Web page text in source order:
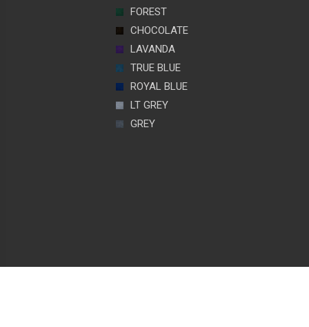
FOREST
CHOCOLATE
LAVANDA
TRUE BLUE
ROYAL BLUE
LT GREY
GREY